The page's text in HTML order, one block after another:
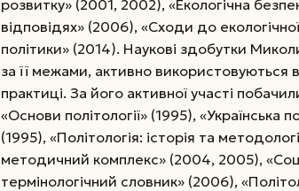
розвитку» (2001, 2002), «Екологічна
відповідях» (2006), «Сходи до
політики» (2014). Наукові здобутки
за її межами, активно використовуються
практиці. За його активної участі
«Основи політології» (1995), «Українська
(1995), «Політологія: історія та
методичний комплекс» (2004, 2005),
термінологічний словник» (2006),